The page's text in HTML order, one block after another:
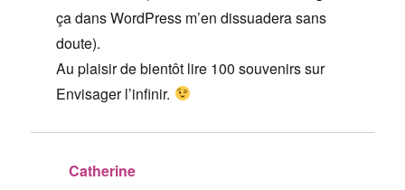
ça dans WordPress m’en dissuadera sans
doute).
Au plaisir de bientôt lire 100 souvenirs sur
Envisager l’infinir.
Catherine